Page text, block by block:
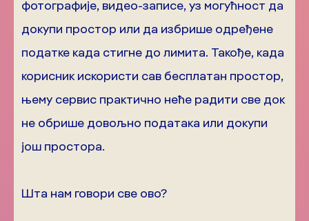
фотографије, видео-записе, уз могућност да
докупи простор или да избрише одређене
податке када стигне до лимита. Такође, када
корисник искористи сав бесплатан простор,
њему сервис практично неће радити све док
не обрише довољно података или докупи
још простора.
Шта нам говори све ово?